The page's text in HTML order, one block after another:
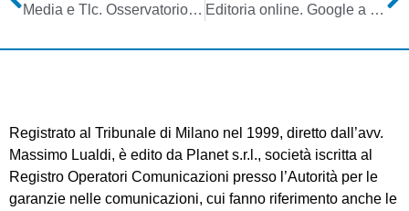
Media e Tlc. Osservatorio Agcom: flessione ascolti tv a dicembre 2020 vs 2019. Tranne Tg. Male editoria cartacea. Due facce per quella online Editoria online. Google a NL: il nostro programma News Showcase già remunera i primi editori per i contenuti pubblicati sulla nostra piattaforma
Registrato al Tribunale di Milano nel 1999, diretto dall’avv.
Massimo Lualdi, è edito da Planet s.r.l., società iscritta al
Registro Operatori Comunicazioni presso l’Autorità per le
garanzie nelle comunicazioni, cui fanno riferimento anche le